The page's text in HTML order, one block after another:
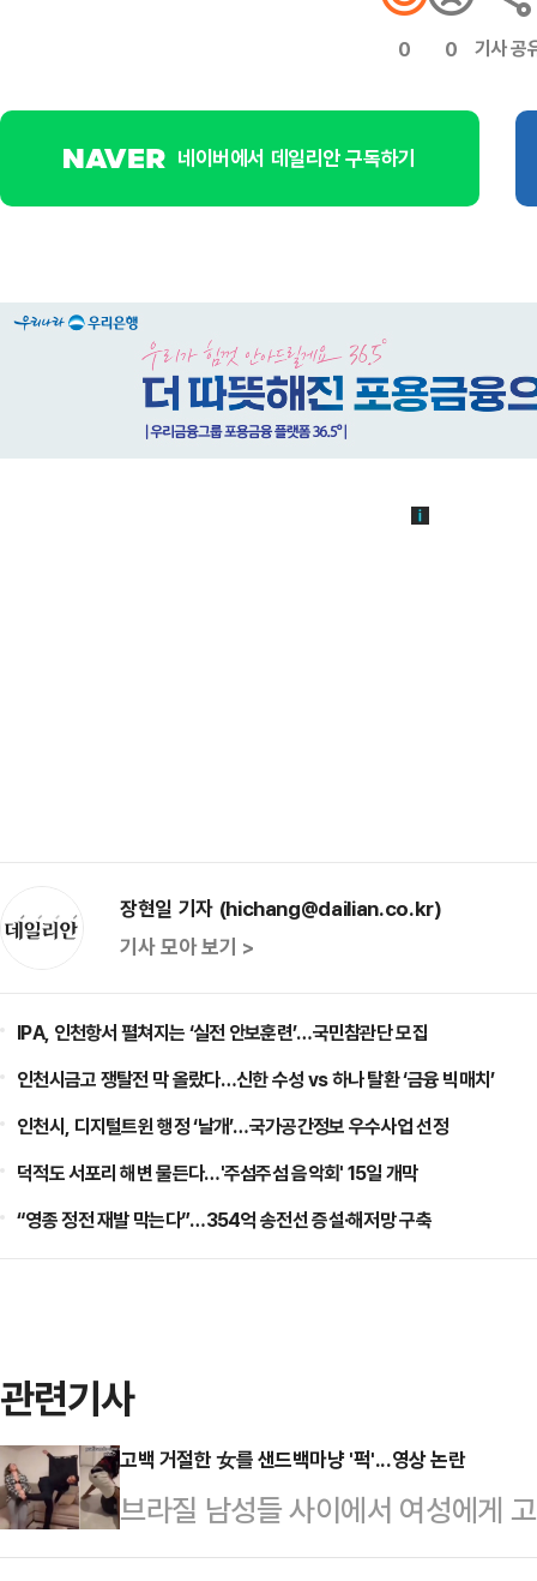
0 0 기사 공
네이버에서 데일리안 구독하기
장현일 기자 (hichang@dailian.co.kr)
기사 모아 보기 >
IPA, 인천항서 펼쳐지는 ‘실전 안보훈련’…국민참관단 모집
인천시금고 쟁탈전 막 올랐다…신한 수성 vs 하나 탈환 ‘금융 빅매치’
인천시, 디지털트윈 행정 ‘날개’…국가공간정보 우수사업 선정
덕적도 서포리 해변 물든다…'주섬주섬 음악회' 15일 개막
“영종 정전 재발 막는다”…354억 송전선 증설·해저망 구축
관련기사
고백 거절한 女를 샌드백마냥 '퍽'...영상 논란
브라질 남성들 사이에서 여성에게
습한다는 내용의 영상이 사회관계